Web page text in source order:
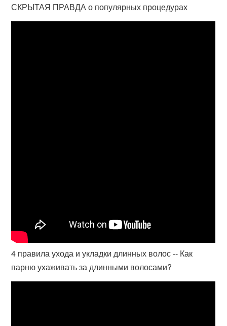
СКРЫТАЯ ПРАВДА о популярных процедурах
4 правила ухода и укладки длинных волос -- Как
парню ухаживать за длинными волосами?